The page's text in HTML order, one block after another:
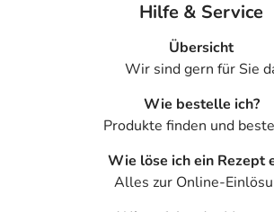
Hilfe & Service
Übersicht
Wir sind gern für Sie
Wie bestelle ich?
Produkte finden und
Wie löse ich ein Rezept
Alles zur Online-